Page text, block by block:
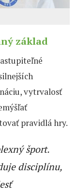
základ
vytrvalosť
pravidlá hry.
šport.
disciplínu,